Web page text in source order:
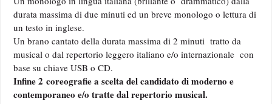
durata massima di due minuti ed un breve monologo o lettura di
un testo in inglese.
Un brano cantato della durata massima di 2 minuti tratto da
musical o dal repertorio leggero italiano e/o internazionale con
base su chiave USB o CD.
Infine 2 coreografie a scelta del candidato di moderno e
contemporaneo e/o tratte dal repertorio musical.